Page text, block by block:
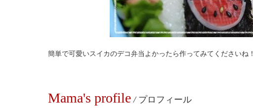
簡単で可愛いスイカのデコ弁当よかったら作ってみてくださいね！
Mama's profile / プロフィール